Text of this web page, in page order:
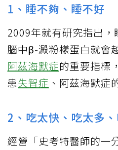
1、睡不夠、睡不好
2009年就有研究指出
腦中β-澱粉樣蛋白就會
阿茲海默症的重要指標
患失智症 、阿茲海默症
2、吃太快、吃太多
經營「史考特醫師的一